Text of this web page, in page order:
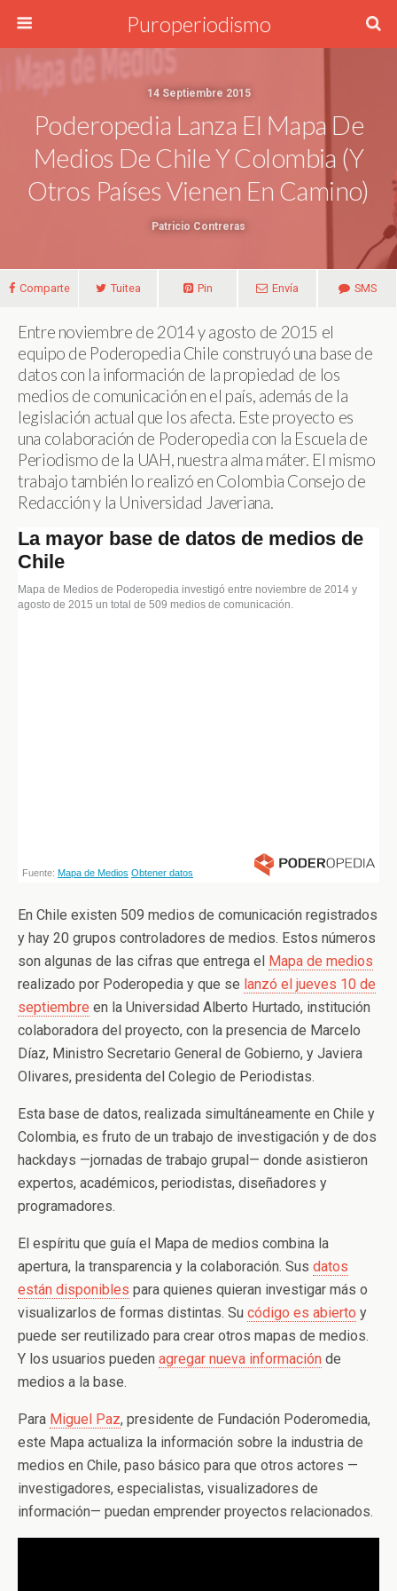
Puroperiodismo
14 Septiembre 2015
Poderopedia Lanza El Mapa De
Medios De Chile Y Colombia (y
Otros Países Vienen En Camino)
Patricio Contreras
Comparte Tuitea Pin Envía SMS
Entre noviembre de 2014 y agosto de 2015 el
equipo de Poderopedia Chile construyó una base de
datos con la información de la propiedad de los
medios de comunicación en el país, además de la
legislación actual que los afecta. Este proyecto es
una colaboración de Poderopedia con la Escuela de
Periodismo de la UAH, nuestra alma máter. El mismo
trabajo también lo realizó en Colombia Consejo de
Redacción y la Universidad Javeriana.
En Chile existen 509 medios de comunicación registrados
y hay 20 grupos controladores de medios. Estos números
son algunas de las cifras que entrega el Mapa de medios
realizado por Poderopedia y que se lanzó el jueves 10 de
septiembre en la Universidad Alberto Hurtado, institución
colaboradora del proyecto, con la presencia de Marcelo
Díaz, Ministro Secretario General de Gobierno, y Javiera
Olivares, presidenta del Colegio de Periodistas.
Esta base de datos, realizada simultáneamente en Chile y
Colombia, es fruto de un trabajo de investigación y de dos
hackdays —jornadas de trabajo grupal— donde asistieron
expertos, académicos, periodistas, diseñadores y
programadores.
El espíritu que guía el Mapa de medios combina la
apertura, la transparencia y la colaboración. Sus datos
están disponibles para quienes quieran investigar más o
visualizarlos de formas distintas. Su código es abierto y
puede ser reutilizado para crear otros mapas de medios.
Y los usuarios pueden agregar nueva información de
medios a la base.
Para Miguel Paz, presidente de Fundación Poderomedia,
este Mapa actualiza la información sobre la industria de
medios en Chile, paso básico para que otros actores —
investigadores, especialistas, visualizadores de
información— puedan emprender proyectos relacionados.